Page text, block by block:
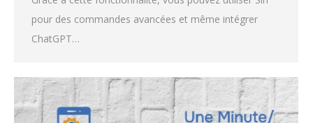
pour des commandes avancées et même intégrer
ChatGPT…